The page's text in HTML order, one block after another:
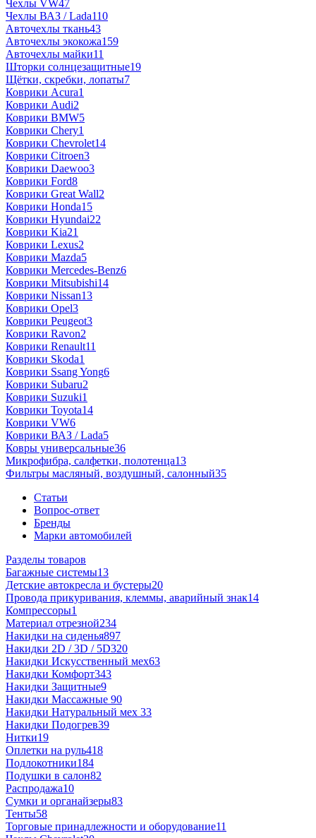
Чехлы VW47
Чехлы ВАЗ / Lada110
Авточехлы ткань43
Авточехлы экокожа159
Авточехлы майки11
Шторки солнцезащитные19
Щётки, скребки, лопаты7
Коврики Acura1
Коврики Audi2
Коврики BMW5
Коврики Chery1
Коврики Chevrolet14
Коврики Citroen3
Коврики Daewoo3
Коврики Ford8
Коврики Great Wall2
Коврики Honda15
Коврики Hyundai22
Коврики Kia21
Коврики Lexus2
Коврики Mazda5
Коврики Mercedes-Benz6
Коврики Mitsubishi14
Коврики Nissan13
Коврики Opel3
Коврики Peugeot3
Коврики Ravon2
Коврики Renault11
Коврики Skoda1
Коврики Ssang Yong6
Коврики Subaru2
Коврики Suzuki1
Коврики Toyota14
Коврики VW6
Коврики ВАЗ / Lada5
Ковры универсальные36
Микрофибра, салфетки, полотенца13
Фильтры масляный, воздушный, салонный35
Статьи
Вопрос-ответ
Бренды
Марки автомобилей
Разделы товаров
Багажные системы13
Детские автокресла и бустеры20
Провода прикуривания, клеммы, аварийный знак14
Компрессоры1
Материал отрезной234
Накидки на сиденья897
Накидки 2D / 3D / 5D320
Накидки Искусственный мех63
Накидки Комфорт343
Накидки Защитные9
Накидки Массажные 90
Накидки Натуральный мех 33
Накидки Подогрев39
Нитки19
Оплетки на руль418
Подлокотники184
Подушки в салон82
Распродажа10
Сумки и органайзеры83
Тенты58
Торговые принадлежности и оборудование11